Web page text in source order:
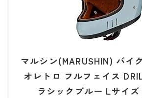
マルシン(MARUSHIN) バイ
オレトロ フルフェイス
ラシックブルー Lサイ